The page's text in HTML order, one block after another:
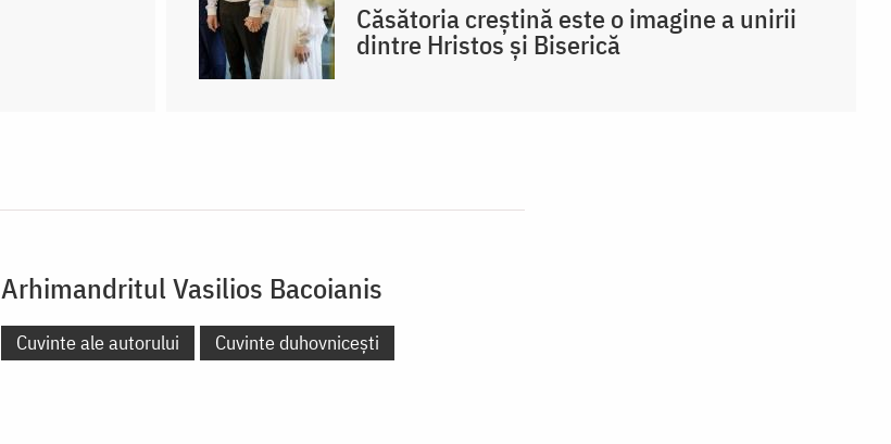
Căsătoria creștină este o imagine a unirii
dintre Hristos și Biserică
Arhimandritul Vasilios Bacoianis
Cuvinte ale autorului Cuvinte duhovnicești